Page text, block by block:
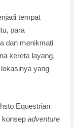
tempat
para
dan menikmati
kereta layang.
yang
Equestrian
konsepadventure